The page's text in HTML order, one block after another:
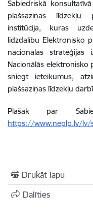
Sabiedriskā
plašsaziņas līdzekļu
institūcija, kuras
līdzdalību Elektronisko
nacionālās
Nacionālās elektronisko
sniegt ieteikumus,
plašsaziņas līdzekļu
Plašāk par
https://www.neplp.lv/lv/
Drukāt lapu
Dalīties